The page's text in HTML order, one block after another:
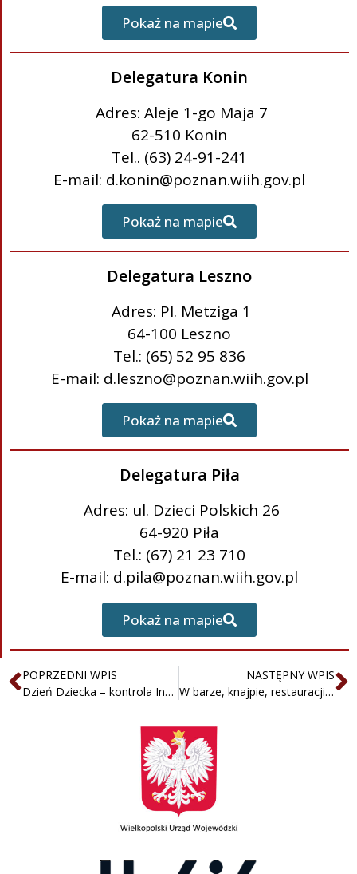
Pokaż na mapie
Delegatura Konin
Adres: Aleje 1-go Maja 7
62-510 Konin
Tel.. (63) 24-91-241
E-mail: d.konin@poznan.wiih.gov.pl
Pokaż na mapie
Delegatura Leszno
Adres: Pl. Metziga 1
64-100 Leszno
Tel.: (65) 52 95 836
E-mail: d.leszno@poznan.wiih.gov.pl
Pokaż na mapie
Delegatura Piła
Adres: ul. Dzieci Polskich 26
64-920 Piła
Tel.: (67) 21 23 710
E-mail: d.pila@poznan.wiih.gov.pl
Pokaż na mapie
POPRZEDNI WPIS
Dzień Dziecka – kontrola Inspekcji Handlowej
NASTĘPNY WPIS
W barze, knajpie, restauracji – kontrola Inspekcji Handlowej